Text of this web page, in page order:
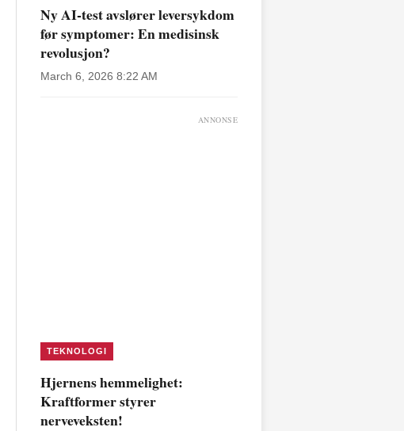
Ny AI-test avslører leversykdom
før symptomer: En medisinsk
revolusjon?
March 6, 2026 8:22 AM
ANNONSE
TEKNOLOGI
Hjernens hemmelighet:
Kraftformer styrer
nerveveksten!